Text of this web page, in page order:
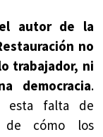
autor de la
no
trabajador, ni
democracia.
esta falta de
de cómo los